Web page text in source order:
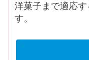
洋菓子まで適応
す。